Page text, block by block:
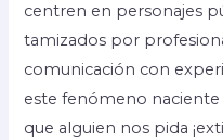
centren en personajes
tamizados por
comunicación con
este fenómeno naciente
que alguien nos pida